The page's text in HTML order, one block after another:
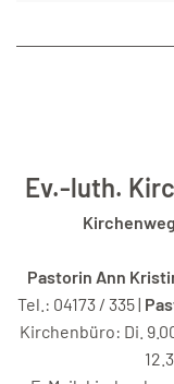
Ev.-luth.
Pastorin Ann
Tel.: 04173 / 335 |
Kirchenbüro: Di.